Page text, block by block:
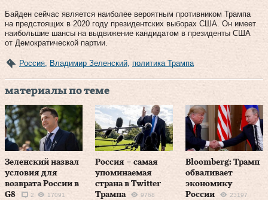
Байден сейчас является наиболее вероятным противником Трампа
на предстоящих в 2020 году президентских выборах США. Он имеет
наибольшие шансы на выдвижение кандидатом в президенты США
от Демократической партии.
Россия Владимир Зеленский политика Трампа
материалы по теме
Зеленский назвал
условия для
возврата России в
G8
2 17091
Россия – самая
упоминаемая
страна в Twitter
Трампа
9768
Bloomberg: Трамп
обваливает
экономику
России
23197